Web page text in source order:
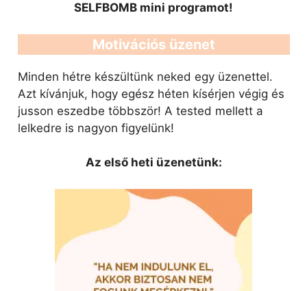
SELFBOMB mini programot!
Motivációs üzenet
Minden hétre készültünk neked egy üzenettel.
Azt kívánjuk, hogy egész héten kísérjen végig és
jusson eszedbe többször! A tested mellett a
lelkedre is nagyon figyelünk!
Az első heti üzenetünk: